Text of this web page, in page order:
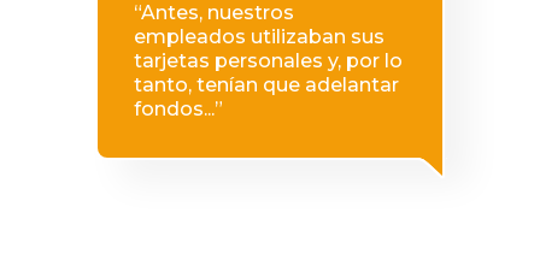
“Antes, nuestros
empleados utilizaban sus
tarjetas personales y, por lo
tanto, tenían que adelantar
fondos...”